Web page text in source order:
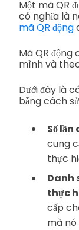
Một mã QR
có nghĩa là
mã QR động
Mã QR động
mình và
Dưới đây là
bằng cách
Số
cung
thực
Danh
thực
cấp
mà nó